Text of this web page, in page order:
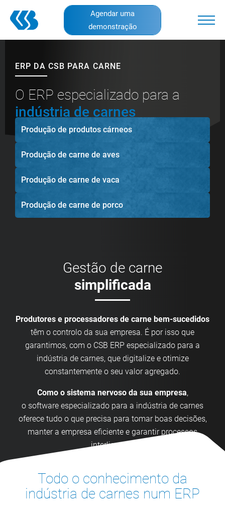
main
Agendar uma
demonstração
ERP DA CSB PARA CARNE
O ERP especializado para a
indústria de carnes
Produção de produtos cárneos
Produção de carne de aves
Produção de carne de vaca
Produção de carne de porco
Gestão de carne
simplificada
Produtores e processadores de carne bem-sucedidos
têm o controlo da sua empresa. É por isso que
garantimos, com o CSB ERP especializado para a
indústria de carnes, que digitalize e otimize
constantemente o seu valor agregado.
Como o sistema nervoso da sua empresa,
o software especializado para a indústria de carnes
oferece tudo o que precisa para tomar boas decisões,
manter a empresa eficiente e garantir processos
interligados.
Todo o conhecimento da
indústria de carnes num ERP